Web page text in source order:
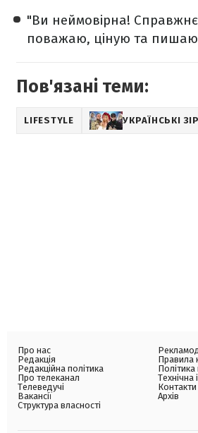
"Ви неймовірна!
поважаю, ціную та
Пов'язані теми:
LIFESTYLE УКРАЇНСЬКІ
Про нас
Редакція
Редакційна політика
Про телеканал
Телеведучі
Вакансії
Структура власності
Правила
Політика
Технічна
Контакти
Архів